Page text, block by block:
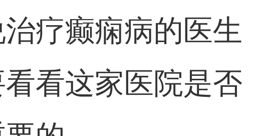
疗癫痫病的医生
看这家医院是否